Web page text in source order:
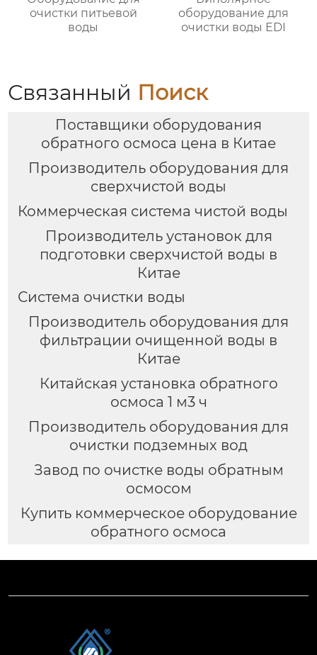
очистки питьевой
воды
оборудование для
очистки воды EDI
Связанный Поиск
Поставщики оборудования
обратного осмоса цена в Китае
Производитель оборудования для
сверхчистой воды
Коммерческая система чистой воды
Производитель установок для
подготовки сверхчистой воды в
Китае
Система очистки воды
Производитель оборудования для
фильтрации очищенной воды в
Китае
Китайская установка обратного
осмоса 1 м3 ч
Производитель оборудования для
очистки подземных вод
Завод по очистке воды обратным
осмосом
Купить коммерческое оборудование
обратного осмоса